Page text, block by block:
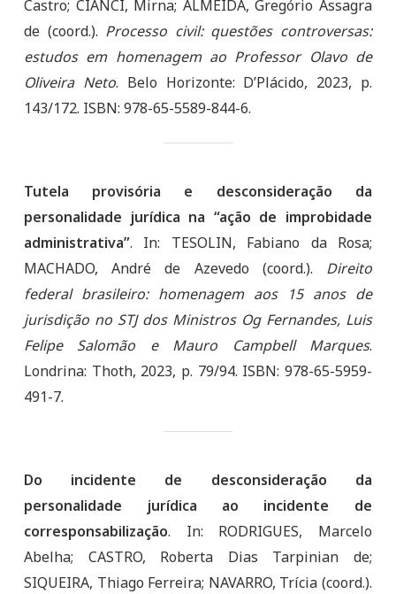
Castro; CIANCI, Mirna; ALMEIDA, Gregório Assagra
de (coord.). Processo civil: questões controversas:
estudos em homenagem ao Professor Olavo de
Oliveira Neto. Belo Horizonte: D’Plácido, 2023, p.
143/172. ISBN: 978-65-5589-844-6.
Tutela provisória e desconsideração da
personalidade jurídica na “ação de improbidade
administrativa”. In: TESOLIN, Fabiano da Rosa;
MACHADO, André de Azevedo (coord.). Direito
federal brasileiro: homenagem aos 15 anos de
jurisdição no STJ dos Ministros Og Fernandes, Luis
Felipe Salomão e Mauro Campbell Marques.
Londrina: Thoth, 2023, p. 79/94. ISBN: 978-65-5959-
491-7.
Do incidente de desconsideração da
personalidade jurídica ao incidente de
corresponsabilização. In: RODRIGUES, Marcelo
Abelha; CASTRO, Roberta Dias Tarpinian de;
SIQUEIRA, Thiago Ferreira; NAVARRO, Trícia (coord.).